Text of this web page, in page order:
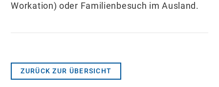
Workation) oder Familienbesuch im Ausland.
ZURÜCK ZUR ÜBERSICHT